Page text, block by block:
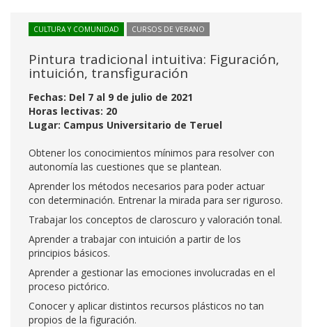
CULTURA Y COMUNIDAD CURSOS DE VERANO
Pintura tradicional intuitiva: Figuración,
intuición, transfiguración
Fechas: Del 7 al 9 de julio de 2021
Horas lectivas: 20
Lugar: Campus Universitario de Teruel
Obtener los conocimientos mínimos para resolver con
autonomía las cuestiones que se plantean.
Aprender los métodos necesarios para poder actuar
con determinación. Entrenar la mirada para ser riguroso.
Trabajar los conceptos de claroscuro y valoración tonal.
Aprender a trabajar con intuición a partir de los
principios básicos.
Aprender a gestionar las emociones involucradas en el
proceso pictórico.
Conocer y aplicar distintos recursos plásticos no tan
propios de la figuración.